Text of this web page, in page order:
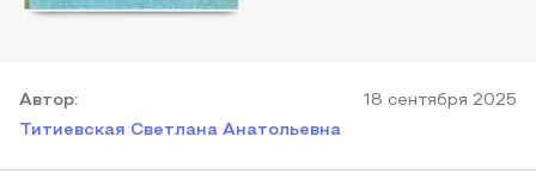
Автор:
Титиевская Светлана Анатольевна
18 сентября 2025